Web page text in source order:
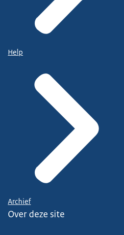
Help
Archief
Over deze site